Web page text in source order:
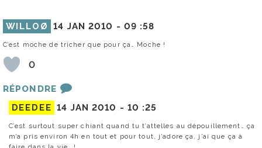
WILLOØ 14 JAN 2010 - 09 :58
C’est moche de tricher que pour ça… Moche !
0
RÉPONDRE
DEEDEE 14 JAN 2010 - 10 :25
C’est surtout super chiant quand tu t’attelles au dépouillement… ça
m’a pris environ 4h en tout et pour tout, j’adore ça, j’ai que ça à